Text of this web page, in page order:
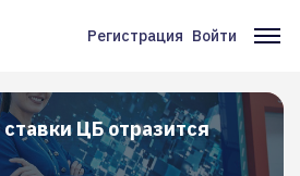
Меню
учётной
записи
пользователя
Регистрация Войти
ЦБ отразится